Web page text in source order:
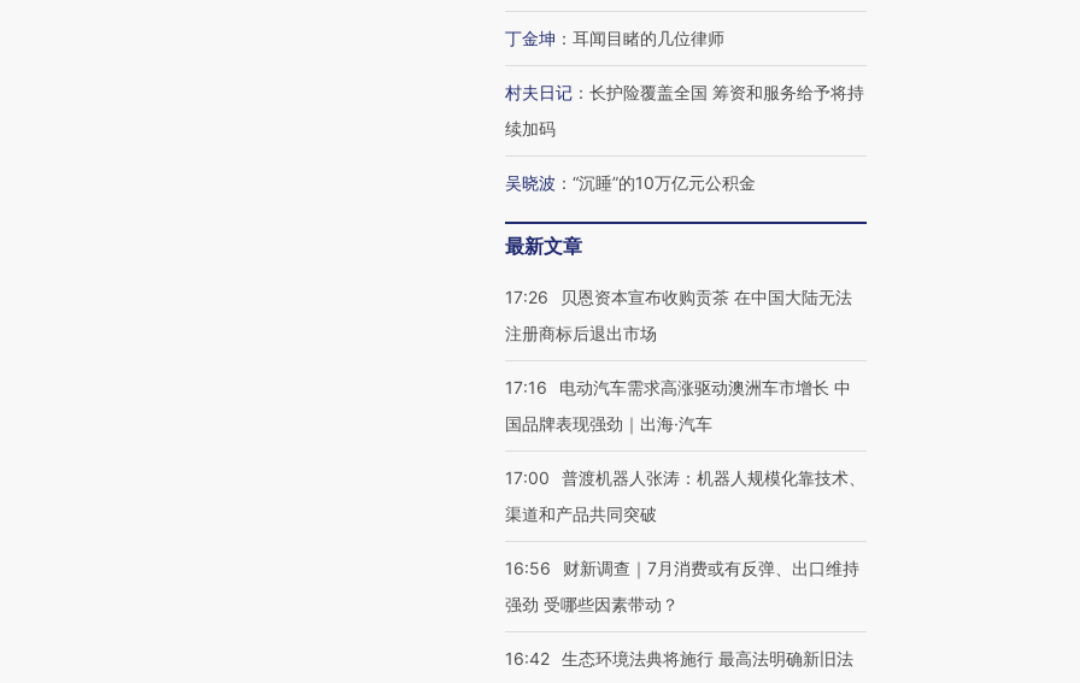
丁金坤 ： 耳闻目睹的几位律师
村夫日记 ： 长护险覆盖全国 筹资和服务给予将持
续加码
吴晓波 ： “沉睡”的10万亿元公积金
最新文章
17:26
贝恩资本宣布收购贡茶 在中国大陆无法
注册商标后退出市场
17:16
电动汽车需求高涨驱动澳洲车市增长 中
国品牌表现强劲｜出海·汽车
17:00
普渡机器人张涛：机器人规模化靠技术、
渠道和产品共同突破
16:56
财新调查｜7月消费或有反弹、出口维持
强劲 受哪些因素带动？
16:42 生态环境法典将施行 最高法明确新旧法